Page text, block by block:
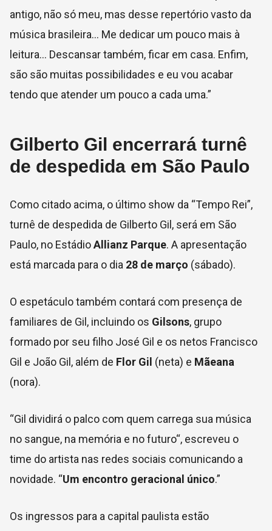
antigo, não só meu, mas desse repertório vasto da
música brasileira… Me dedicar um pouco mais à
leitura… Descansar também, ficar em casa. Enfim,
são são muitas possibilidades e eu vou acabar
tendo que atender um pouco a cada uma.”
Gilberto Gil encerrará turnê
de despedida em São Paulo
Como citado acima, o último show da “Tempo Rei”,
turnê de despedida de Gilberto Gil, será em São
Paulo, no EstádioAllianz Parque. A apresentação
está marcada para o dia 28 de março (sábado).
O espetáculo também contará com presença de
familiares de Gil, incluindo os Gilsons, grupo
formado por seu filho José Gil e os netos Francisco
Gil e João Gil, além de Flor Gil (neta) e Mãeana
(nora).
“Gil dividirá o palco com quem carrega sua música
no sangue, na memória e no futuro“, escreveu o
time do artista nas redes sociais comunicando a
novidade. “Um encontro geracional único.”
Os ingressos para a capital paulista estão